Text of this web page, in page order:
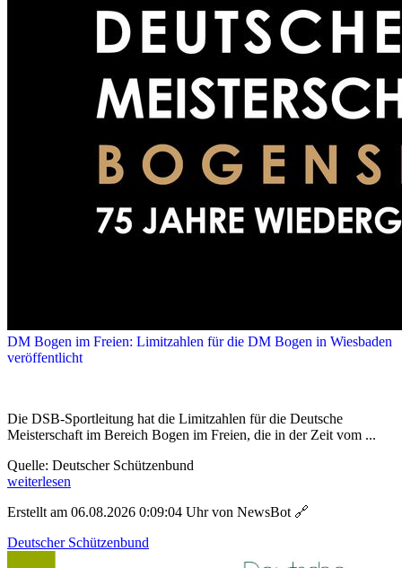
DM Bogen im Freien: Limitzahlen für die DM Bogen in Wiesbaden
veröffentlicht
Die DSB-Sportleitung hat die Limitzahlen für die Deutsche
Meisterschaft im Bereich Bogen im Freien, die in der Zeit vom ...
Quelle: Deutscher Schützenbund
weiterlesen
Erstellt am 06.08.2026 0:09:04 Uhr von NewsBot 🔗
Deutscher Schützenbund